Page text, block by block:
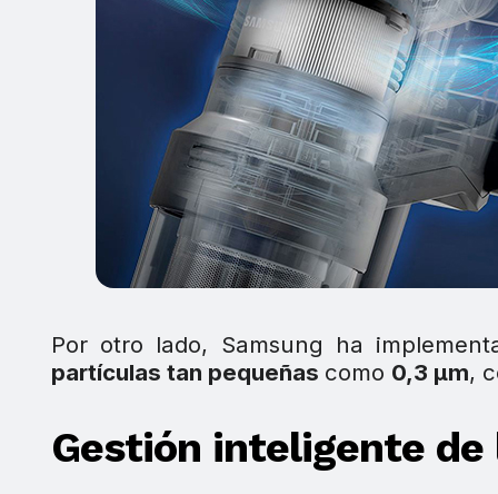
Por otro lado, Samsung ha
partículas tan pequeñas como 0,3 µm,
Gestión inteligente